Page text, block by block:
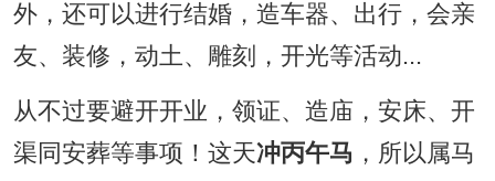
外，还可以进行结婚，造车器、出行，会亲
友、装修，动土、雕刻，开光等活动...
从不过要避开开业，领证、造庙，安床、开
渠同安葬等事项！这天冲丙午马 ，所以属马